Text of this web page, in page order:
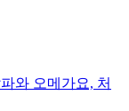
와 오메가요, 처